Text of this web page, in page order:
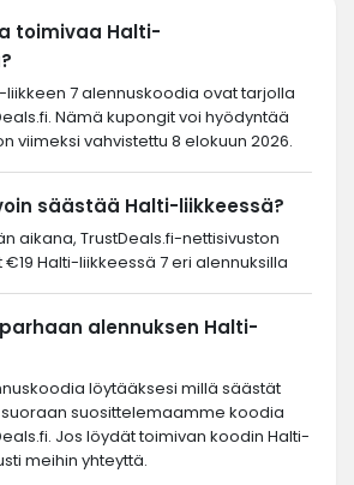
toimivaa Halti-
liikkeen 7 alennuskoodia ovat tarjolla
Nämä kupongit voi hyödyntää
viimeksi vahvistettu 8 elokuun 2026.
säästää Halti-liikkeessä?
aikana, TrustDeals.fi-nettisivuston
Halti-liikkeessä 7 eri alennuksilla
alennuksen Halti-
löytääksesi millä säästät
suosittelemaamme koodia
Jos löydät toimivan koodin Halti-
meihin yhteyttä.